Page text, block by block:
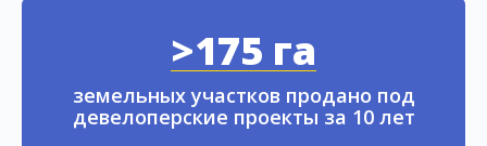
>175 га
земельных участков продано под
девелоперские проекты за 10 лет